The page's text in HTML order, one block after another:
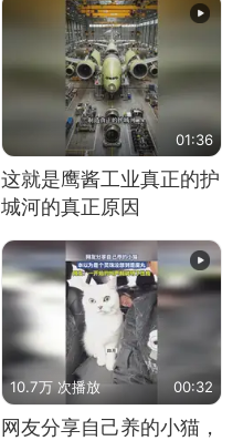
01:36
这就是鹰酱工业真正的护
城河的真正原因
10.7万 次播放 00:32
网友分享自己养的小猫，